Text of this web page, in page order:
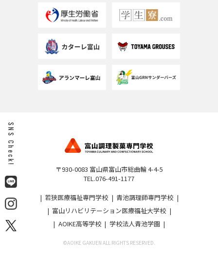
SNS Check!
〒930-0083 富山県富山市総曲輪 4-4-5
TEL.076-491-1177
若狭医療福祉専門学校
青池調理師専門学校
富山リハビリテーション医療福祉大学校
AOIKE高等学校
学校法人青池学園
©︎AOIKE GAKUEN ALL RIGHTS RESERVED.